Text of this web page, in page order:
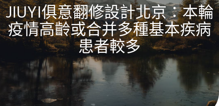
JIUYI俱意翻修設計北京：本輪
疫情高齡或合并多種基本疾病
患者較多